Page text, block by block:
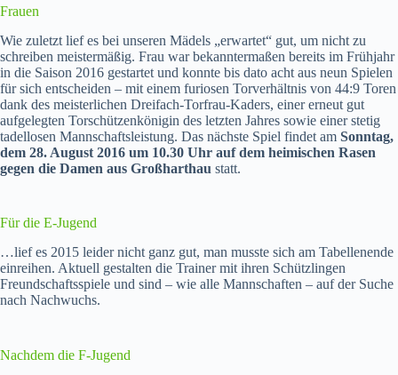
Frauen
Wie zuletzt lief es bei unseren Mädels „erwartet“ gut, um nicht zu
schreiben meistermäßig. Frau war bekanntermaßen bereits im Frühjahr
in die Saison 2016 gestartet und konnte bis dato acht aus neun Spielen
für sich entscheiden – mit einem furiosen Torverhältnis von 44:9 Toren
dank des meisterlichen Dreifach-Torfrau-Kaders, einer erneut gut
aufgelegten Torschützenkönigin des letzten Jahres sowie einer stetig
tadellosen Mannschaftsleistung. Das nächste Spiel findet am Sonntag,
dem 28. August 2016 um 10.30 Uhr auf dem heimischen Rasen
gegen die Damen aus Großharthau statt.
Für die E-Jugend
…lief es 2015 leider nicht ganz gut, man musste sich am Tabellenende
einreihen. Aktuell gestalten die Trainer mit ihren Schützlingen
Freundschaftsspiele und sind – wie alle Mannschaften – auf der Suche
nach Nachwuchs.
Nachdem die F-Jugend